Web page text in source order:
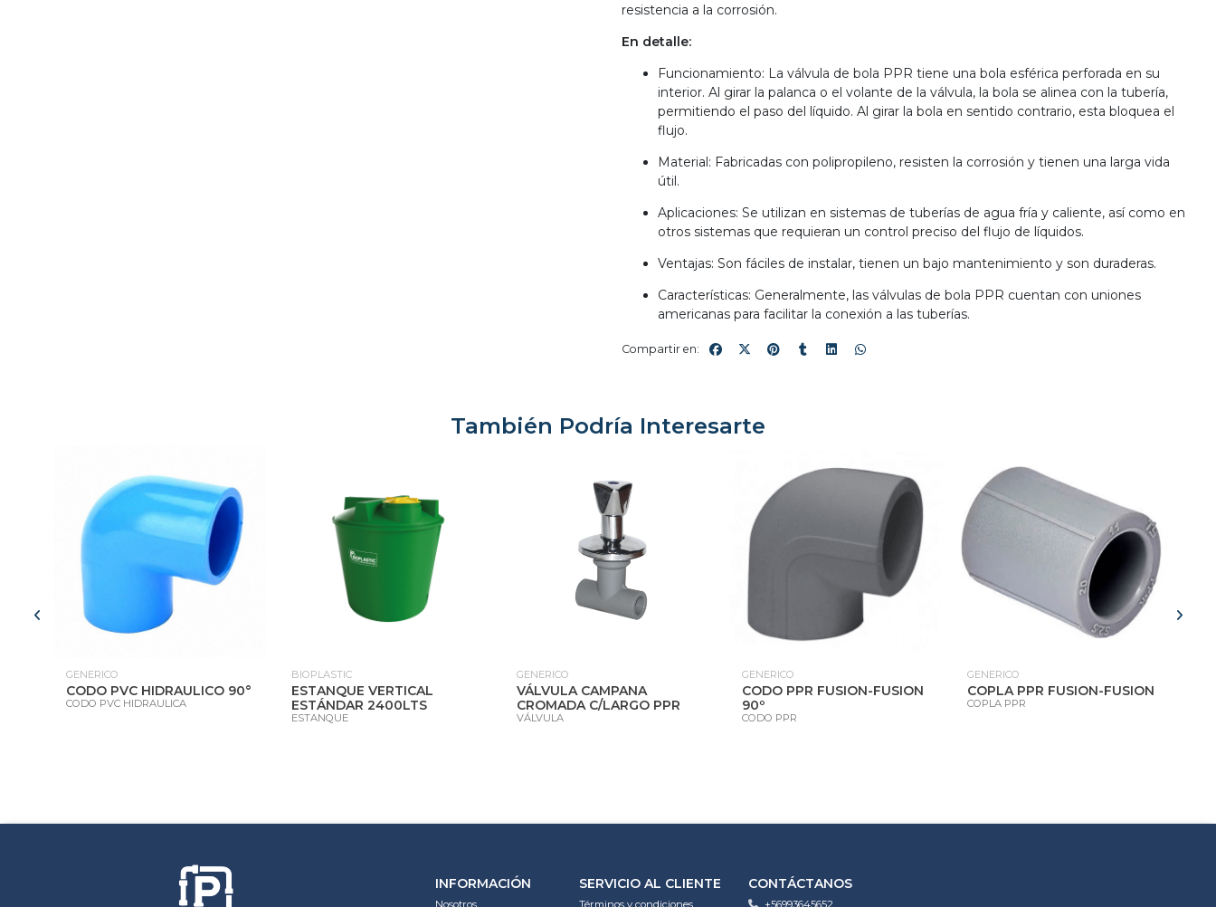
resistencia a la corrosión.
En detalle:
Funcionamiento: La válvula de bola PPR tiene una bola esférica perforada en su
interior. Al girar la palanca o el volante de la válvula, la bola se alinea con la tubería,
permitiendo el paso del líquido. Al girar la bola en sentido contrario, esta bloquea el
flujo.
Material: Fabricadas con polipropileno, resisten la corrosión y tienen una larga vida
útil.
Aplicaciones: Se utilizan en sistemas de tuberías de agua fría y caliente, así como en
otros sistemas que requieran un control preciso del flujo de líquidos.
Ventajas: Son fáciles de instalar, tienen un bajo mantenimiento y son duraderas.
Características: Generalmente, las válvulas de bola PPR cuentan con uniones
americanas para facilitar la conexión a las tuberías.
Compartir en:
También Podría Interesarte
GENERICO
CODO PVC HIDRAULICO 90°
CODO PVC HIDRAULICA
BIOPLASTIC
ESTANQUE VERTICAL
ESTÁNDAR 2400LTS
ESTANQUE
GENERICO
VÁLVULA CAMPANA
CROMADA C/LARGO PPR
VÁLVULA
GENERICO
CODO PPR FUSION-FUSION
90º
CODO PPR
GENERICO
COPLA PPR FUSION-FUSION
COPLA PPR
INFORMACIÓN
Nosotros
SERVICIO AL CLIENTE
Términos y condiciones
CONTÁCTANOS
+56993645652